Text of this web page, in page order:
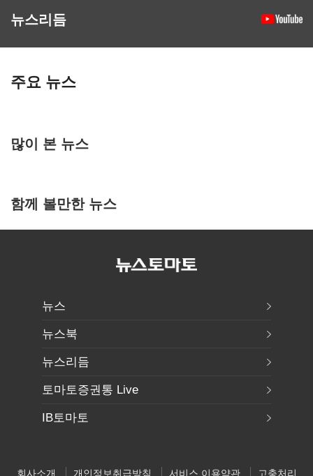
뉴스리듬
주요 뉴스
많이 본 뉴스
함께 볼만한 뉴스
뉴스
뉴스북
뉴스리듬
토마토증권통 Live
IB토마토
회사소개 개인정보취급방침 서비스 이용약관 고충처리